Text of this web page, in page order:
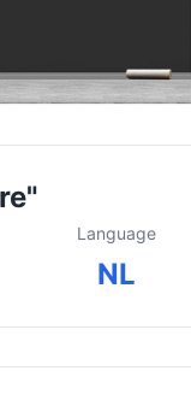
Language
NL